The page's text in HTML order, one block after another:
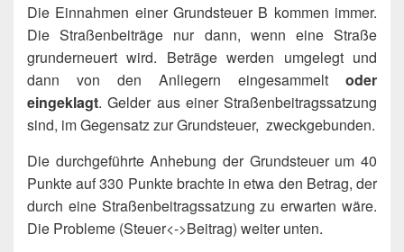
Die Einnahmen einer Grundsteuer B kommen immer.
Die Straßenbeiträge nur dann, wenn eine Straße
grunderneuert wird. Beträge werden umgelegt und
dann von den Anliegern eingesammelt oder
eingeklagt. Gelder aus einer Straßenbeitragssatzung
sind, im Gegensatz zur Grundsteuer, zweckgebunden.
Die durchgeführte Anhebung der Grundsteuer um 40
Punkte auf 330 Punkte brachte in etwa den Betrag, der
durch eine Straßenbeitragssatzung zu erwarten wäre.
Die Probleme (Steuer<->Beitrag) weiter unten.